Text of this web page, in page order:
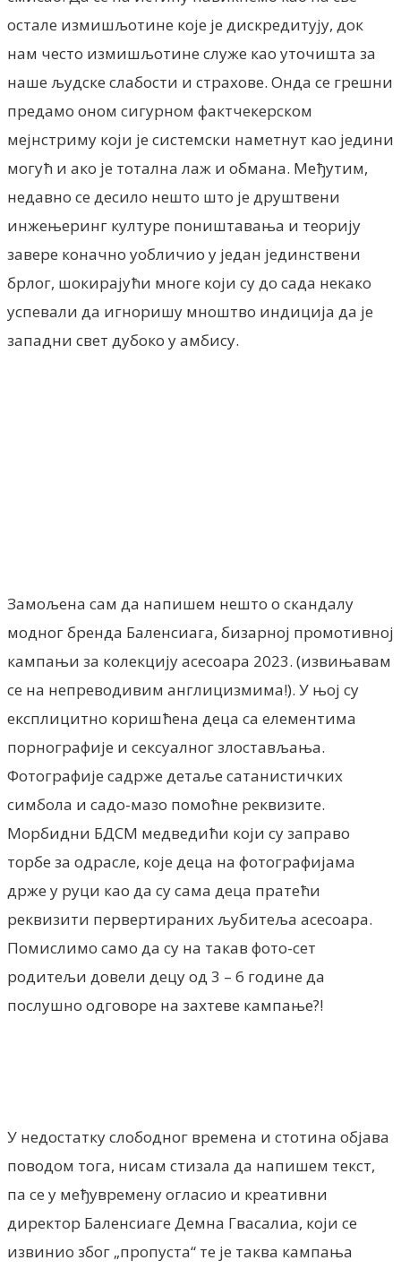
остале измишљотине које је дискредитују, док
нам често измишљотине служе као уточишта за
наше људске слабости и страхове. Онда се грешни
предамо оном сигурном фактчекерском
мејнстриму који је системски наметнут као једини
могућ и ако је тотална лаж и обмана. Међутим,
недавно се десило нешто што је друштвени
инжењеринг културе поништавања и теорију
завере коначно уобличио у један јединствени
брлог, шокирајући многе који су до сада некако
успевали да игноришу мноштво индиција да је
западни свет дубоко у амбису.
Замољена сам да напишем нешто о скандалу
модног бренда Баленсиага, бизарној промотивној
кампањи за колекцију асесоара 2023. (извињавам
се на непреводивим англицизмима!). У њој су
експлицитно коришћена деца са елементима
порнографије и сексуалног злостављања.
Фотографије садрже детаље сатанистичких
симбола и садо-мазо помоћне реквизите.
Морбидни БДСМ медведићи који су заправо
торбе за одрасле, које деца на фотографијама
држе у руци као да су сама деца пратећи
реквизити первертираних љубитеља асесоара.
Помислимо само да су на такав фото-сет
родитељи довели децу од 3 – 6 године да
послушно одговоре на захтеве кампање?!
У недостатку слободног времена и стотина објава
поводом тога, нисам стизала да напишем текст,
па се у међувремену огласио и креативни
директор Баленсиаге Демна Гвасалиа, који се
извинио због „пропуста“ те је таква кампања